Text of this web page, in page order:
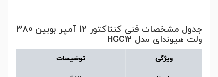
جدول مشخصات فنی کنتاکتور 12 آمپر بوبین 380
ولت هیوندای مدل HGC12
ویژگی توضیحات